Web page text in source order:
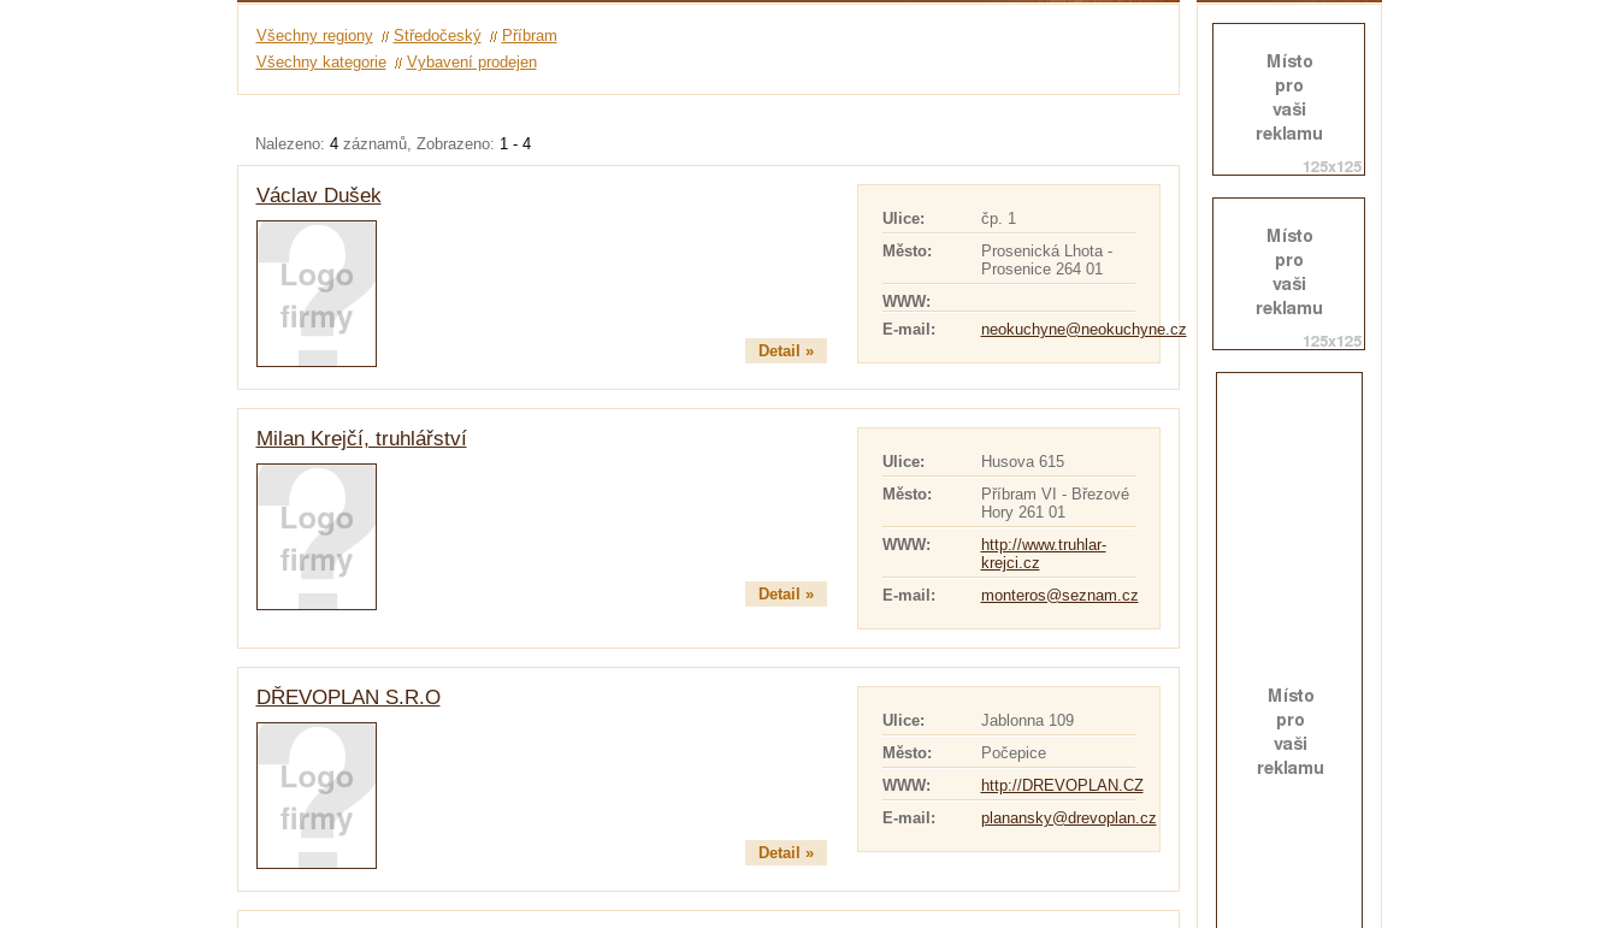
Všechny regiony Středočeský
Příbram
Všechny kategorie
Vybavení prodejen
Nalezeno: 4 záznamů, Zobrazeno: 1 - 4
Václav Dušek
Ulice:
čp. 1
Město:
Prosenická Lhota -
Prosenice 264 01
WWW:
E-mail:
neokuchyne@neokuchyne.cz
Detail »
Milan Krejčí, truhlářství
Ulice:
Husova 615
Město:
Příbram VI - Březové
Hory 261 01
WWW:
http://www.truhlar-
krejci.cz
E-mail:
monteros@seznam.cz
Detail »
DŘEVOPLAN S.R.O
Ulice:
Jablonna 109
Město:
Počepice
WWW:
http://DREVOPLAN.CZ
E-mail:
planansky@drevoplan.cz
Detail »